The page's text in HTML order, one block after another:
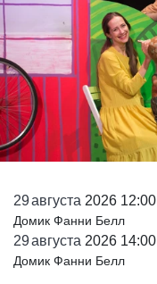
29августа 2026 12:00
Домик Фанни Белл
29августа 2026 14:00
Домик Фанни Белл